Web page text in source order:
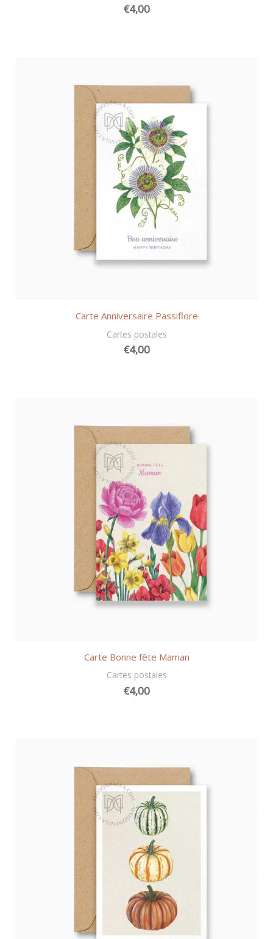
€4,00
Carte Anniversaire Passiflore
Cartes postales
€4,00
Carte Bonne fête Maman
Cartes postales
€4,00